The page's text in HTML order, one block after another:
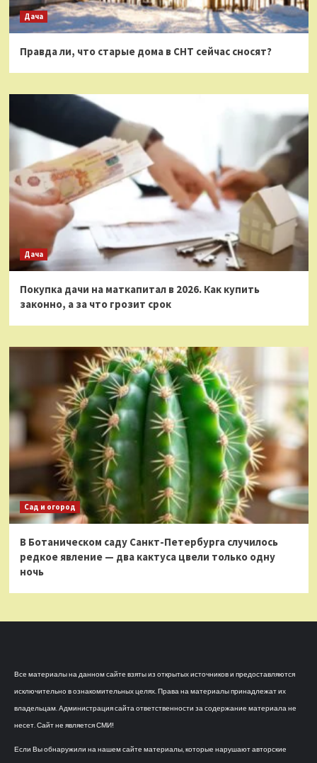
Дача
Правда ли, что старые дома в СНТ сейчас сносят?
Дача
Покупка дачи на маткапитал в 2026. Как купить
законно, а за что грозит срок
Сад и огород
В Ботаническом саду Санкт-Петербурга случилось
редкое явление — два кактуса цвели только одну
ночь
Все материалы на данном сайте взяты из открытых источников и предоставляются
исключительно в ознакомительных целях. Права на материалы принадлежат их
владельцам. Администрация сайта ответственности за содержание материала не
несет. Сайт не является СМИ!
Если Вы обнаружили на нашем сайте материалы, которые нарушают авторские